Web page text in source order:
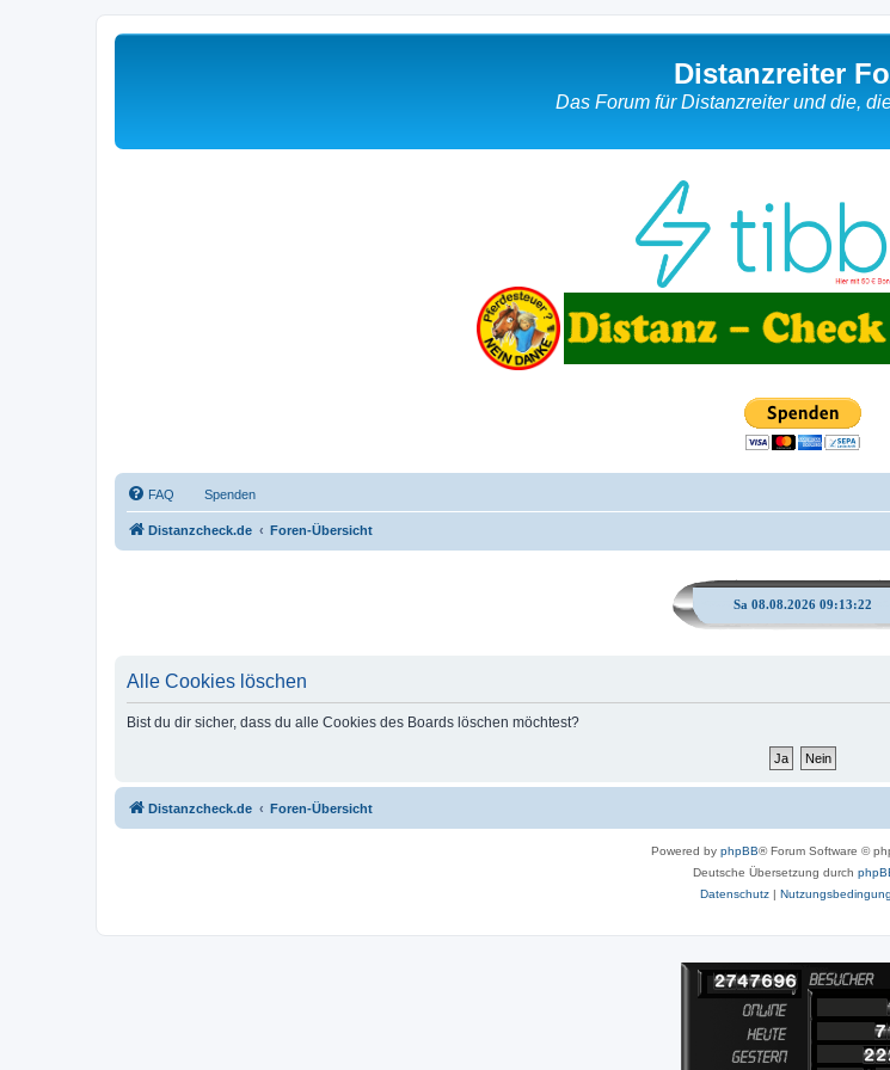
Distanzreiter
Das Forum für Distanzreiter und die,
FAQ Spenden
Distanzcheck.de Foren-Übersicht
Sa 08.08.2026 09:13:22
Alle Cookies löschen
Bist du dir sicher, dass du alle Cookies des Boards löschen möchtest?
Distanzcheck.de Foren-Übersicht
Powered by phpBB® Forum Software ©
Deutsche Übersetzung durch
Datenschutz|